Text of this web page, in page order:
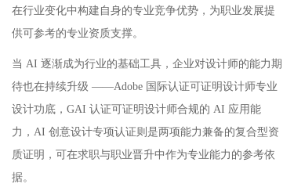
在行业变化中构建自身的专业竞争优势，为职业发展提
供可参考的专业资质支撑。
当 AI 逐渐成为行业的基础工具 ，企业对设计师的能力期
待也在持续升级 ——Adobe 国际认证可证明设计师专业
设计功底，GAI 认证可证明设计师合规的 AI 应用能
力，AI 创意设计专项认证则是两项能力兼备的复合型资
质证明，可在求职与职业晋升中作为专业能力的参考依
据。